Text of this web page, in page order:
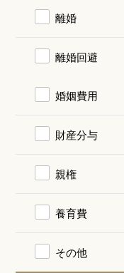
離婚
離婚回避
婚姻費用
財産分与
親権
養育費
その他